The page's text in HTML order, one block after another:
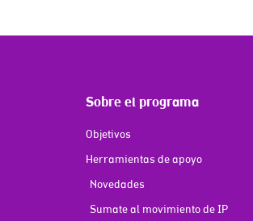
Sobre el programa
Objetivos
Herramientas de apoyo
Novedades
Sumate al movimiento de IP